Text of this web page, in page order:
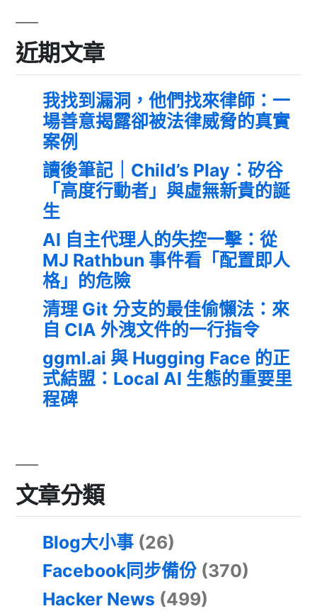
近期文章
我找到漏洞，他們找來律師：一
場善意揭露卻被法律威脅的真實
案例
讀後筆記｜Child’s Play：矽谷
「高度行動者」與虛無新貴的誕
生
AI 自主代理人的失控一擊：從
MJ Rathbun 事件看「配置即人
格」的危險
清理 Git 分支的最佳偷懶法：來
自 CIA 外洩文件的一行指令
ggml.ai 與 Hugging Face 的正
式結盟：Local AI 生態的重要里
程碑
文章分類
Blog大小事 (26)
Facebook同步備份 (370)
Hacker News (499)